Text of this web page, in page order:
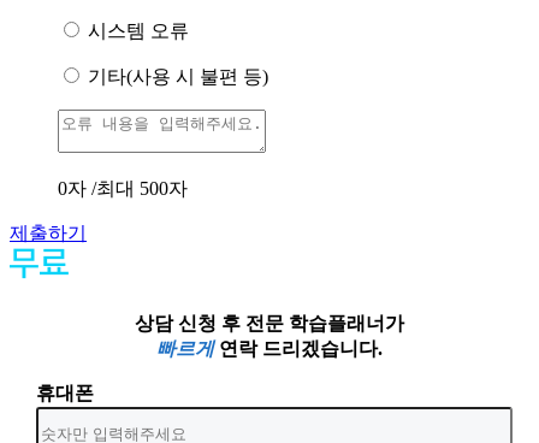
시스템 오류
기타(사용 시 불편 등)
0자 /최대 500자
제출하기
상담 신청 후 전문 학습플래너가
빠르게연락 드리겠습니다.
휴대폰